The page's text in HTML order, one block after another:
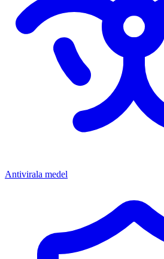
Antivirala medel